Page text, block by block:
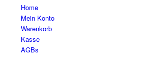
Home
Mein Konto
Warenkorb
Kasse
AGBs